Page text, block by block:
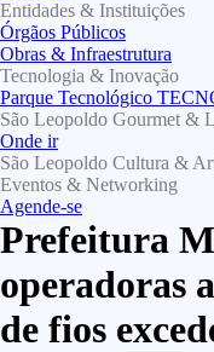
Entidades & Instituições
Órgãos Públicos
Obras & Infraestrutura
Tecnologia & Inovação
Parque Tecnológico
São Leopoldo Gourmet &
Onde ir
São Leopoldo Cultura &
Eventos & Networking
Agende-se
Prefeitura
operadoras
de fios